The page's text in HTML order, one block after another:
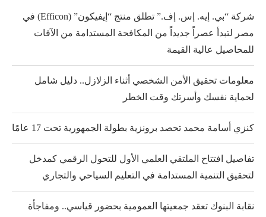
شركة “بي. إيه. إس. إف.” تطلق منتج “إيفيكون” (Efficon) في
مصر لتبدأ عصراً جديداً من المكافحة المستدامة من الآفات
للمحاصيل عالية القيمة
معلومات تحقيق الأمن الشخصي أثناء الزلازل.. دليل شامل
لحماية نفسك وأسرتك وقت الخطر
كنزي أسامة محمد تحصد برونزية بطولة الجمهورية تحت 17 عامًا
تفاصيل افتتاح الملتقي العلمي الأول للتحول الرقمي كمدخل
لتحقيق التنمية المستدامة في التعليم السياحي والتجاري
نقابة البنوك تعقد جمعيتها العمومية بحضور قياسي.. ومفاجأة